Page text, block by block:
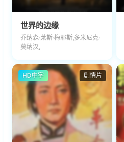
世界的边缘
乔纳森·莱斯·梅耶斯,多米尼克·
莫纳汉,
剧情片
HD中字